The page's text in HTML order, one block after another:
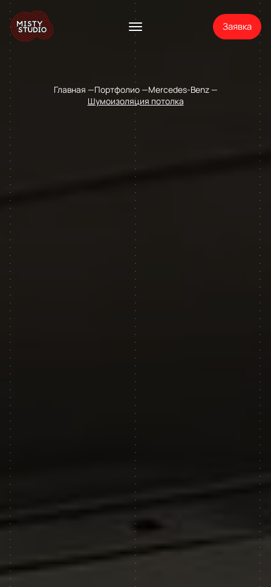
Заявка
Главная Портфолио
Mercedes-Benz
Шумоизоляция потолка